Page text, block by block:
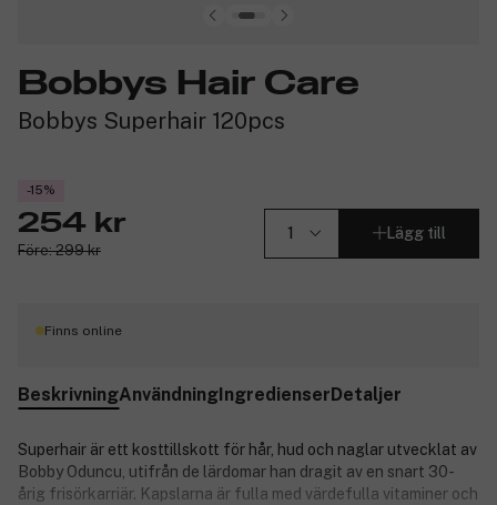
Bobbys Hair Care
Bobbys Superhair 120pcs
-15%
254 kr
Före: 299 kr
Lägg till
Finns online
BeskrivningAnvändningIngredienserDetaljer
Superhair är ett kosttillskott för hår, hud och naglar utvecklat av
Bobby Oduncu, utifrån de lärdomar han dragit av en snart 30-
årig frisörkarriär. Kapslarna är fulla med värdefulla vitaminer och